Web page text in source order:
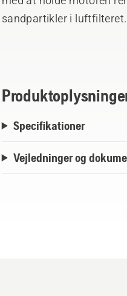
sandpartikler i
Specifikationer
Vejledninger og